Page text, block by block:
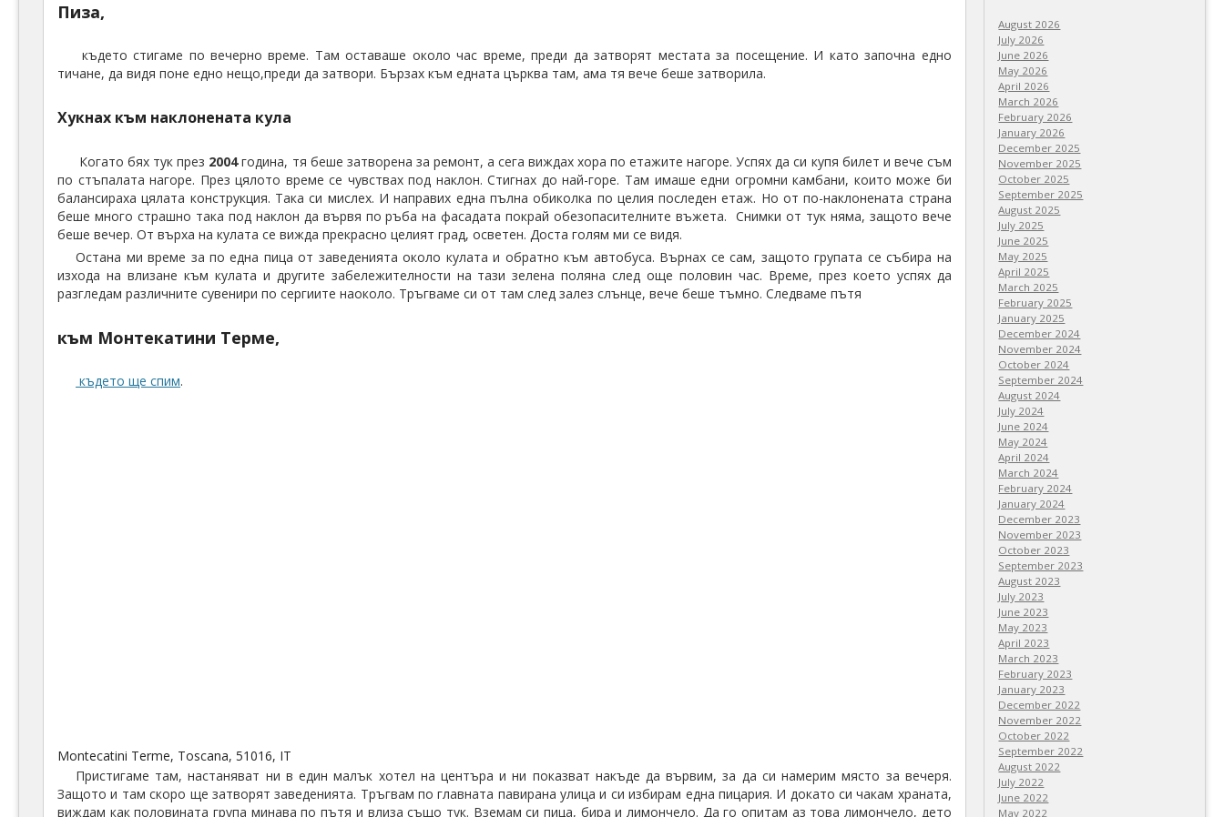
Пиза,
където стигаме по вечерно време. Там оставаше около час време, преди да затворят местата за посещение. И като започна едно
тичане, да видя поне едно нещо,преди да затвори. Бързах към едната църква там, ама тя вече беше затворила.
Хукнах към наклонената кула
Когато бях тук през 2004година, тя беше затворена за ремонт, а сега виждах хора по етажите нагоре. Успях да си купя билет и вече съм
по стъпалата нагоре. През цялото време се чувствах под наклон. Стигнах до най-горе. Там имаше едни огромни камбани, които може би
балансираха цялата конструкция. Така си мислех. И направих една пълна обиколка по целия последен етаж. Но от по-наклонената страна
беше много страшно така под наклон да вървя по ръба на фасадата покрай обезопасителните въжета. Снимки от тук няма, защото вече
беше вечер. От върха на кулата се вижда прекрасно целият град, осветен. Доста голям ми се видя.
Остана ми време за по една пица от заведенията около кулата и обратно към автобуса. Върнах се сам, защото групата се събира на
изхода на влизане към кулата и другите забележителности на тази зелена поляна след още половин час. Време, през което успях да
разгледам различните сувенири по сергиите наоколо. Тръгваме си от там след залез слънце, вече беше тъмно. Следваме пътя
към Монтекатини Терме,
където ще спим.
Montecatini Terme, Toscana, 51016, IT
Пристигаме там, настаняват ни в един малък хотел на центъра и ни показват накъде да вървим, за да си намерим място за вечеря.
Защото и там скоро ще затворят заведенията. Тръгвам по главната павирана улица и си избирам една пицария. И докато си чакам храната,
виждам как половината група минава по пътя и влиза също тук. Вземам си пица, бира и лимончело. Да го опитам аз това лимончело, дето
August 2026
July 2026
June 2026
May 2026
April 2026
March 2026
February 2026
January 2026
December 2025
November 2025
October 2025
September 2025
August 2025
July 2025
June 2025
May 2025
April 2025
March 2025
February 2025
January 2025
December 2024
November 2024
October 2024
September 2024
August 2024
July 2024
June 2024
May 2024
April 2024
March 2024
February 2024
January 2024
December 2023
November 2023
October 2023
September 2023
August 2023
July 2023
June 2023
May 2023
April 2023
March 2023
February 2023
January 2023
December 2022
November 2022
October 2022
September 2022
August 2022
July 2022
June 2022
May 2022